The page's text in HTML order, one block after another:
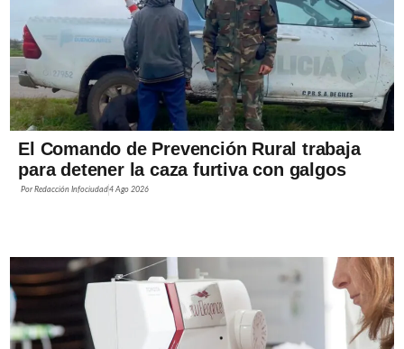
El Comando de Prevención Rural trabaja
para detener la caza furtiva con galgos
PorRedacción Infociudad4 Ago 2026